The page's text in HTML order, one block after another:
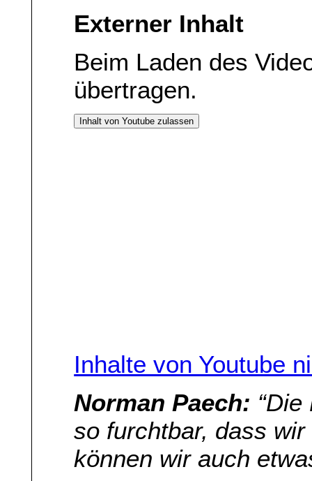
Externer Inhalt
Beim Laden des
übertragen.
Inhalt von Youtube zulassen
Inhalte von Youtube
Norman Paech:
so furchtbar, dass
können wir auch